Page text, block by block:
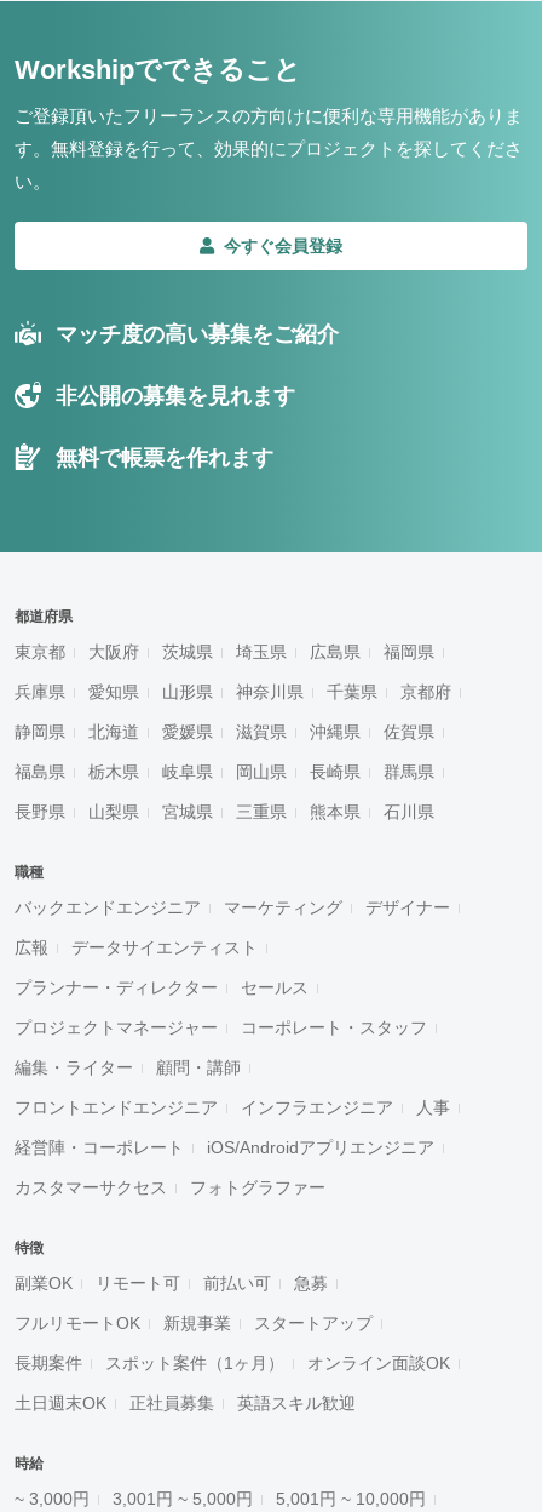
Workshipでできること
ご登録頂いたフリーランスの方向けに便利な専用機能がありま
す。 無料登録を行って、効果的にプロジェクトを探してくださ
い。
今すぐ会員登録
マッチ度の高い募集をご紹介
非公開の募集を見れます
無料で帳票を作れます
都道府県
東京都 大阪府 茨城県 埼玉県 広島県 福岡県
兵庫県 愛知県 山形県 神奈川県 千葉県 京都府
静岡県 北海道 愛媛県 滋賀県 沖縄県 佐賀県
福島県 栃木県 岐阜県 岡山県 長崎県 群馬県
長野県 山梨県 宮城県 三重県 熊本県 石川県
職種
バックエンドエンジニア マーケティング デザイナー
広報 データサイエンティスト
プランナー・ディレクター セールス
プロジェクトマネージャー コーポレート・スタッフ
編集・ライター 顧問・講師
フロントエンドエンジニア インフラエンジニア 人事
経営陣・コーポレート iOS/Androidアプリエンジニア
カスタマーサクセス フォトグラファー
特徴
副業OK リモート可 前払い可 急募
フルリモートOK 新規事業 スタートアップ
長期案件 スポット案件（1ヶ月） オンライン面談OK
土日週末OK 正社員募集 英語スキル歓迎
時給
~ 3,000円 3,001円 ~ 5,000円 5,001円 ~ 10,000円